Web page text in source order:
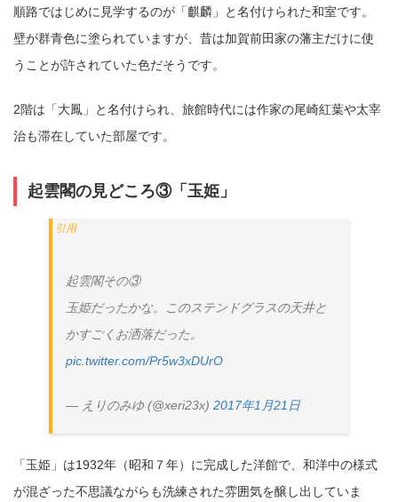
順路ではじめに見学するのが「麒麟」と名付けられた和室です。
壁が群青色に塗られていますが、昔は加賀前田家の藩主だけに使
うことが許されていた色だそうです。
2階は「大鳳」と名付けられ、旅館時代には作家の尾崎紅葉や太宰
治も滞在していた部屋です。
起雲閣の見どころ③「玉姫」
起雲閣その③
玉姫だったかな。このステンドグラスの天井と
かすごくお洒落だった。
pic.twitter.com/Pr5w3xDUrO
— えりのみゆ (@xeri23x) 2017年1月21日
「玉姫」は1932年（昭和７年）に完成した洋館で、和洋中の様式
が混ざった不思議ながらも洗練された雰囲気を醸し出していま